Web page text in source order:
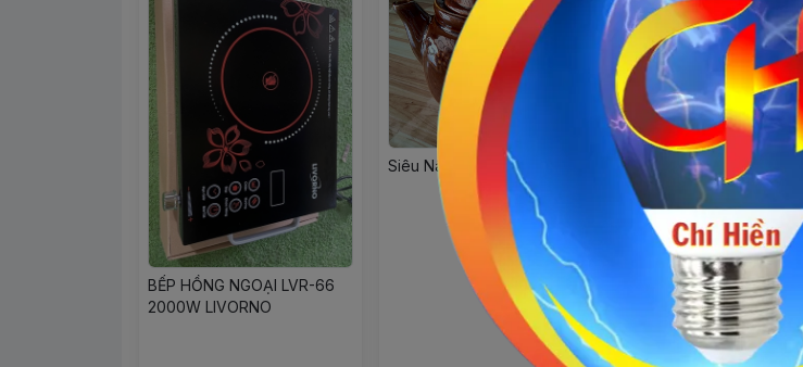
BẾP HỒNG NGOẠI LVR-66
2000W LIVORNO
Siêu Nâu 2.3L LIVORNO
Máy Đưa Võng Pin Sạc
100Kg LIVORNO